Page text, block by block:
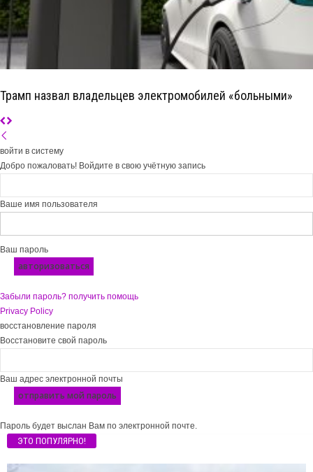
Трамп назвал владельцев электромобилей «больными»
войти в систему
Добро пожаловать! Войдите в свою учётную запись
Ваше имя пользователя
Ваш пароль
Забыли пароль? получить помощь
Privacy Policy
восстановление пароля
Восстановите свой пароль
Ваш адрес электронной почты
Пароль будет выслан Вам по электронной почте.
ЭТО ПОПУЛЯРНО!